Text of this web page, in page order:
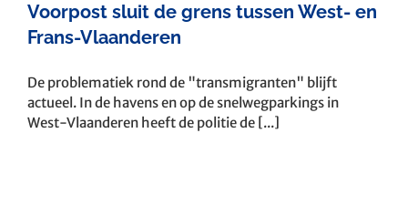
Voorpost sluit de grens tussen West- en
Frans-Vlaanderen
De problematiek rond de "transmigranten" blijft
actueel. In de havens en op de snelwegparkings in
West-Vlaanderen heeft de politie de [...]